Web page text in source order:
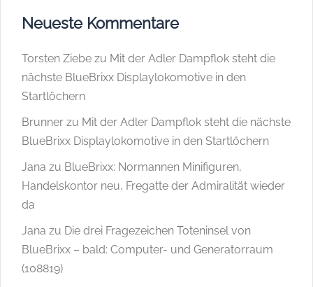
Neueste Kommentare
Torsten Ziebe zu Mit der Adler Dampflok steht die
nächste BlueBrixx Displaylokomotive in den
Startlöchern
Brunner zu Mit der Adler Dampflok steht die nächste
BlueBrixx Displaylokomotive in den Startlöchern
Jana zu BlueBrixx: Normannen Minifiguren,
Handelskontor neu, Fregatte der Admiralität wieder
da
Jana zu Die drei Fragezeichen Toteninsel von
BlueBrixx – bald: Computer- und Generatorraum
(108819)